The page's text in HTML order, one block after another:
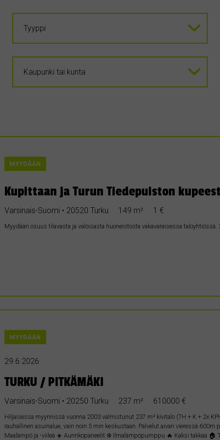
MYYDÄÄN
Kupittaan ja Turun Tiedepuiston
Varsinais-Suomi • 20520 Turku 149 m² 1 €
Myydään osuus tilavasta ja valoisasta huoneistosta vakavaraisessa
MYYDÄÄN
29.6.2026
TURKU / PITKÄMÄKI
Varsinais-Suomi • 20250 Turku 237 m² 610000 €
Hiljaisessa myynnissä vuonna 2003 valmistunut 237 m² kivitalo (7H + K + 2x
rauhallinen asuinalue, vain noin 5 min keskustaan. Palvelut aivan vieressä
Maalämpö ja -viileä ☀️ Aurinkopaneelit ❄️ Ilmalämpöpumppu 🔥 Kaksi takkaa 🏠